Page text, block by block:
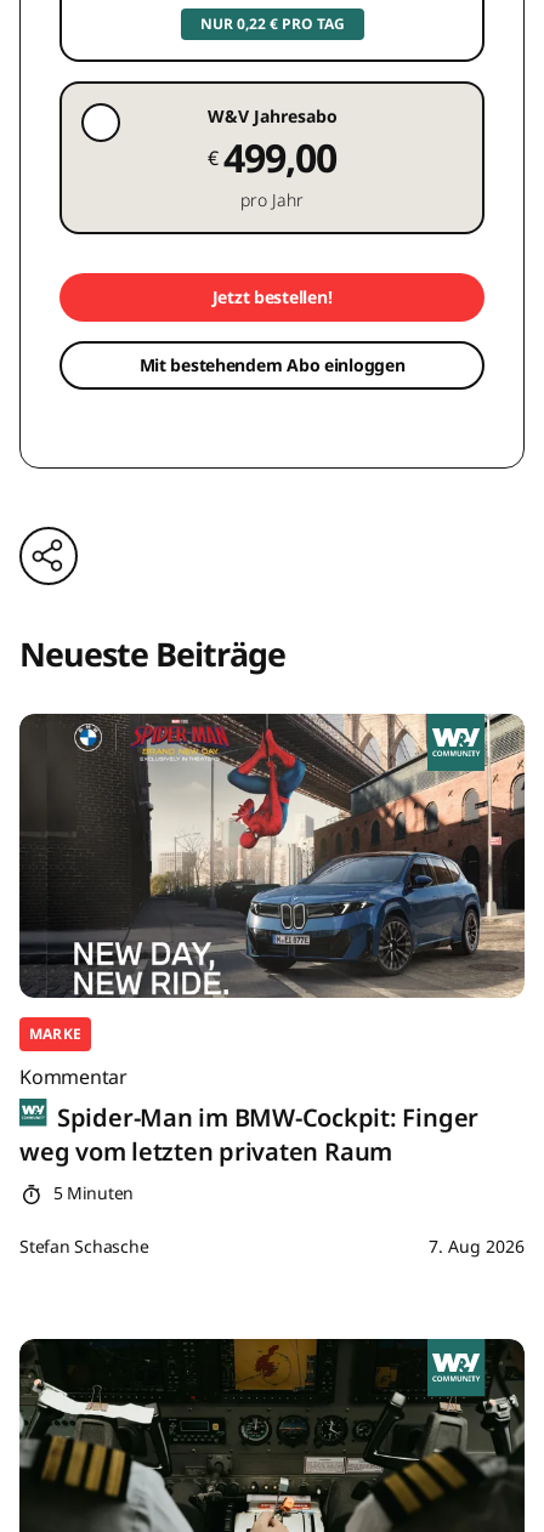
NUR 0,22 € PRO TAG
W&V Jahresabo
€499,00
pro Jahr
Jetzt bestellen!
Mit bestehendem Abo einloggen
Neueste Beiträge
MARKE
Kommentar
Spider-Man im BMW-Cockpit: Finger
weg vom letzten privaten Raum
5 Minuten
Stefan Schasche 7. Aug 2026